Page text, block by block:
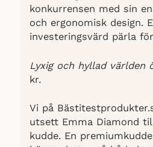
konkurrensen med sin
och ergonomisk design.
investeringsvärd pärla
Lyxig och hyllad världen
kr.
Vi på
utsett Emma Diamond
kudde. En